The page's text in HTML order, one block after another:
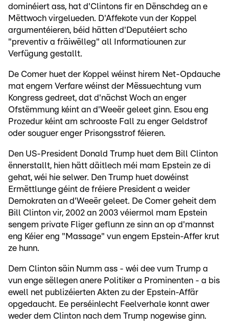
dominéiert ass, hat d'Clintons fir en Dënschdeg an e
Mëttwoch virgelueden. D'Affekote vun der Koppel
argumentéieren, béid hätten d'Deputéiert scho
"preventiv a fräiwëlleg" all Informatiounen zur
Verfügung gestallt.
De Comer huet der Koppel wéinst hirem Net-Opdauche
mat engem Verfare wéinst der Mëssuechtung vum
Kongress gedreet, dat d'nächst Woch an enger
Ofstëmmung kéint an d'Weeër geleet ginn. Esou eng
Prozedur kéint am schrooste Fall zu enger Geldstrof
oder souguer enger Prisongsstrof féieren.
Den US-President Donald Trump huet dem Bill Clinton
ënnerstallt, hien hätt däitlech méi mam Epstein ze di
gehat, wéi hie selwer. Den Trump huet dowéinst
Ermëttlunge géint de fréiere President a weider
Demokraten an d'Weeër geleet. De Comer geheit dem
Bill Clinton vir, 2002 an 2003 véiermol mam Epstein
sengem private Fliger geflunn ze sinn an op d'mannst
eng Kéier eng "Massage" vun engem Epstein-Affer krut
ze hunn.
Dem Clinton säin Numm ass - wéi dee vum Trump a
vun enge sëllegen anere Politiker a Prominenten - a bis
ewell net publizéierten Akten zu der Epstein-Affär
opgedaucht. Ee perséinlecht Feelverhale konnt awer
weder dem Clinton nach dem Trump nogewise ginn.